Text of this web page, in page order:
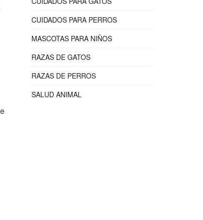
CUIDADOS PARA PERROS
MASCOTAS PARA NIÑOS
RAZAS DE GATOS
RAZAS DE PERROS
SALUD ANIMAL